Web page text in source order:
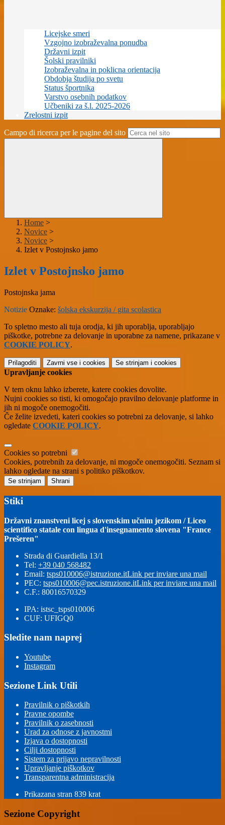
Licejske smeri
Vzgojno izobraževalna ponudba
Državni izpit
Šolski pravilniki
Izobraževalna in poklicna orientacija
Obdobja študija po svetu
Status športnika
Varstvo osebnih podatkov
Učbeniki za š.l. 2025-2026
Zrelostni izpit
Campo di ricerca per le pagine del sito
Home >
Novice >
Novice >
Izlet v Postojnsko jamo
Izlet v Postojnsko jamo
Postojnska jama
Notizie Oznake: šolska ekskurzija / gita scolastica
To spletno mesto ali tuja orodja, ki jih uporablja, uporabljajo
piškotke, potrebne za delovanje in uporabne za namene, prikazane v
COOKIE POLICY.
Prilagoditi Zavrni vse i cookies Se strinjam i cookies
Upravljanje cookies
V tem oknu lahko izberete, katere cookies dovolite.
Nujni cookies so tisti, ki omogočajo pravilno delovanje platforme in
jih ni mogoče onemogočiti.
Če želite izvedeti, kateri cookies so potrebni za delovanje, si lahko
ogledate COOKIE POLICY.
Cookies so potrebni
Cookies, potrebnih za delovanje, ni mogoče onemogočiti. Seznam si
lahko ogledate na strani s politiko piškotkov.
Se strinjam Shrani
Stiki
Državni znanstveni licej s slovenskim učnim jezikom / Liceo
scientifico statale con lingua d'insegnamento slovena "France
Prešeren"
Strada di Guardiella 13/1
Tel: +39 040 568482
Email: tsps010006@istruzione.itLink per inviare una mail
PEC: tsps010006@pec.istruzione.itLink per inviare una mail
C.F.: 80016570329
IPA: istsc_tsps010006
CUF: UFIGQ0
Sledite nam naprej
Youtube
Instagram
Sezione Link Utili
Pravilnik o piškotkih
Pravne opombe
Pravilnik o zasebnosti
Urad za odnose z javnostmi
Izjava o dostopnosti
Cilji dostopnosti
Sistem za prijavo nepravilnosti
Upravljanje piškotkov
Transparentna administracija
Prikazana stran 839 krat
Sezione Copyright